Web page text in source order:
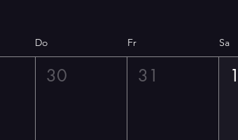
Do Fr Sa
30 31 1